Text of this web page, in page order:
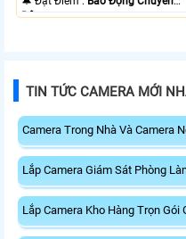
Động.
TIN TỨC CAMERA MỚI
Camera Trong Nhà Và Camera
Lắp Camera Giám Sát Phòng
Lắp Camera Kho Hàng Trọn Gói